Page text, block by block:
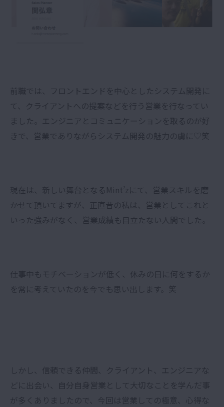
前職では、フロントエンドを中心としたシステム開発に
て、クライアントへの提案などを行う営業を行なってい
ました。エンジニアとコミュニケーションを取るのが好
きで、営業でありながらシステム開発の魅力の虜に♡笑
現在は、新しい舞台となるMint’zにて、営業スキルを磨
かせて頂いてますが、正直昔の私は、営業としてこれと
いった強みがなく、営業成績も目立たない人間でした。
仕事中もモチベーションが低く、休みの日に何をするか
を常に考えていたのを今でも思い出します。笑
しかし、信頼できる仲間、クライアント、エンジニアな
どに出会い、自分自身営業として大切なことを学んだ事
が多くありましたので、今回は営業しての極意、心得な